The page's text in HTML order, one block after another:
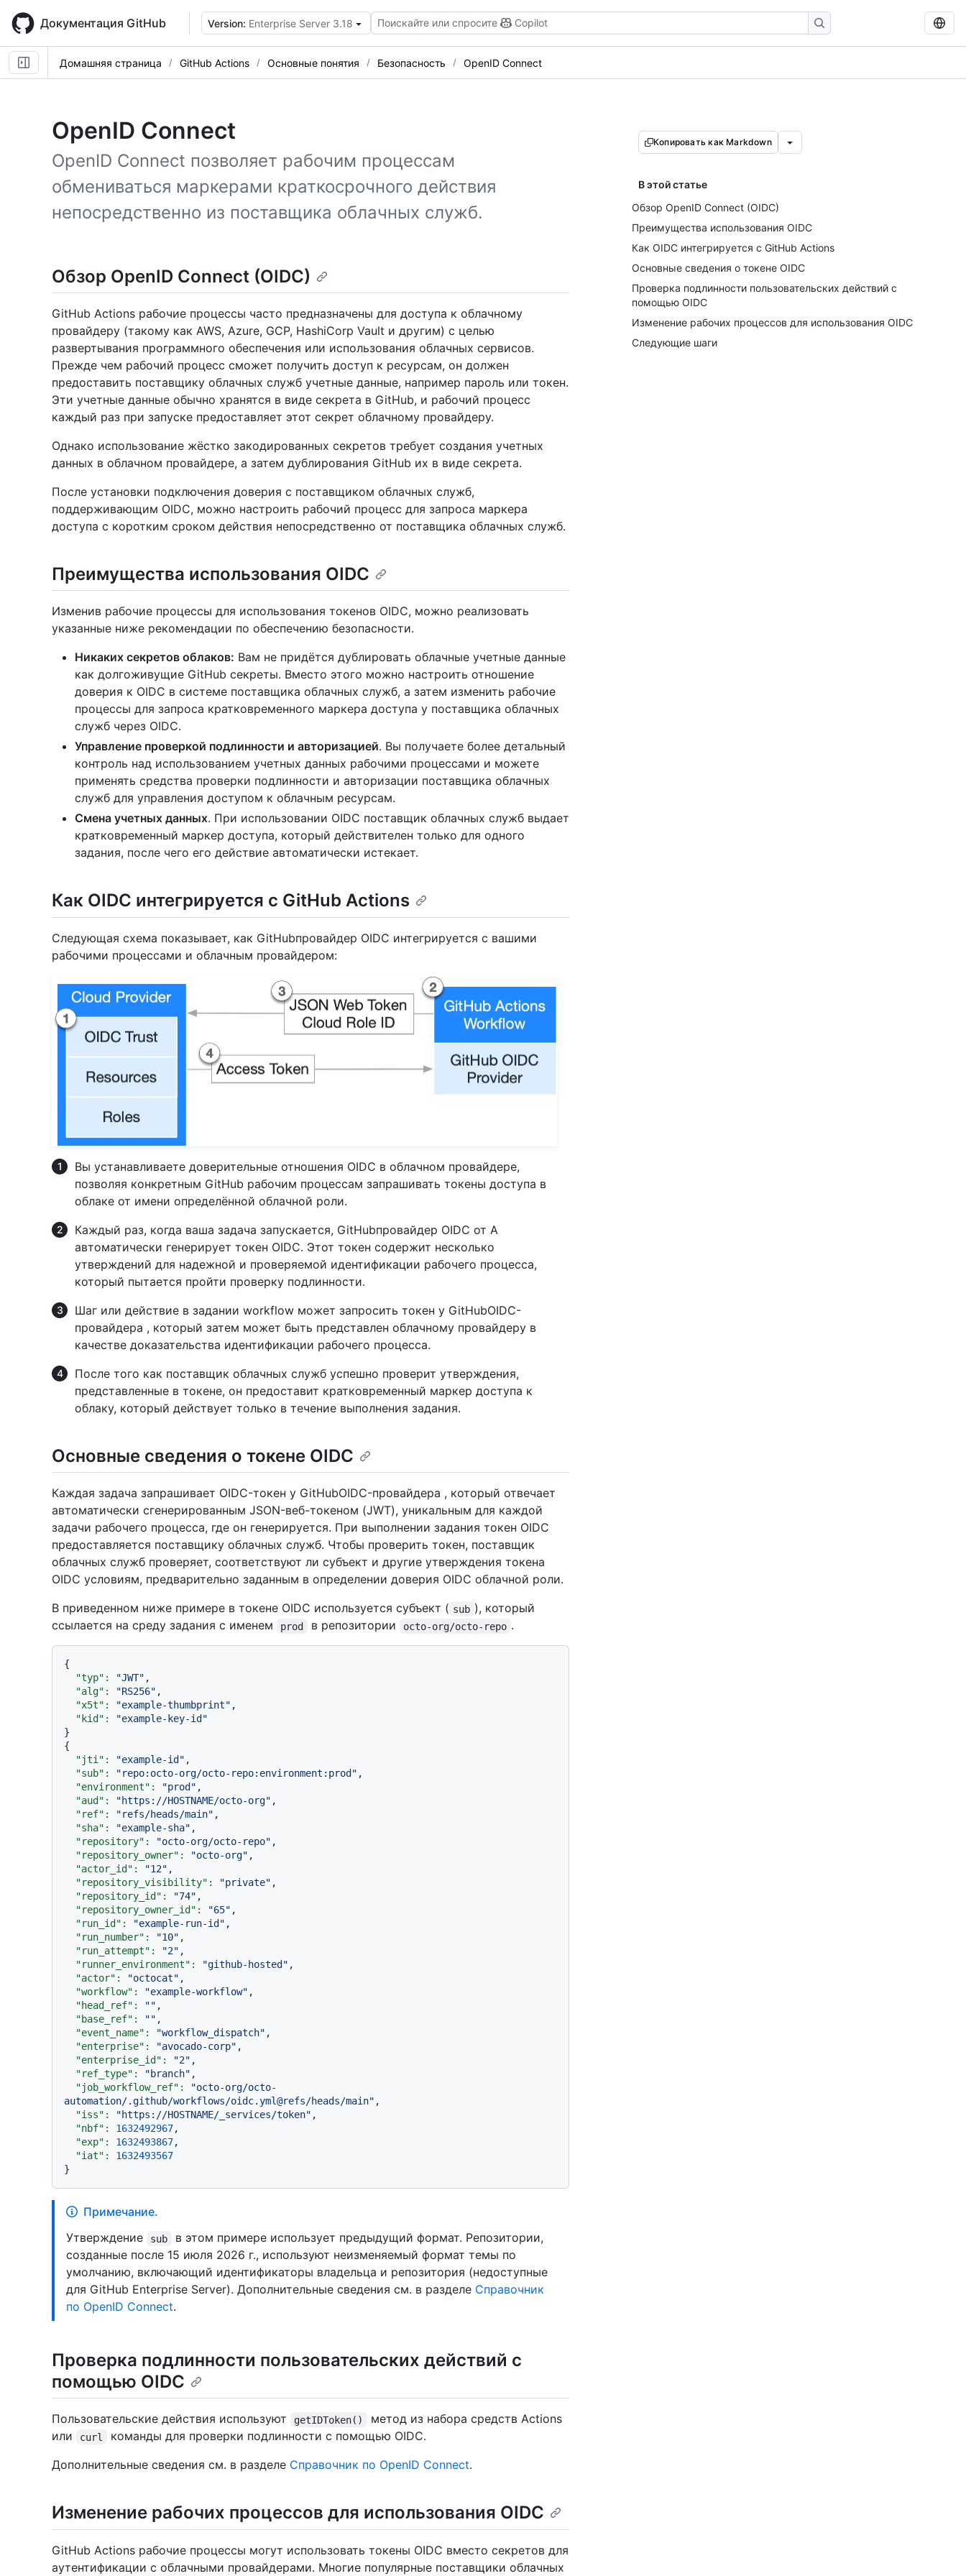
main
content
Документация GitHub Version: Enterprise Server 3.18 Поискайте или спросите Copilot
Домашняя страница GitHub Actions Основные понятия Безопасность OpenID Connect
OpenID Connect
OpenID Connect позволяет рабочим процессам
обмениваться маркерами краткосрочного действия
непосредственно из поставщика облачных служб.
Копировать как Markdown
В этой статье
Обзор OpenID Connect (OIDC)
Преимущества использования OIDC
Как OIDC интегрируется с GitHub Actions
Основные сведения о токене OIDC
Проверка подлинности пользовательских действий с
помощью OIDC
Изменение рабочих процессов для использования OIDC
Следующие шаги
Обзор OpenID Connect (OIDC)
GitHub Actions рабочие процессы часто предназначены для доступа к облачному
провайдеру (такому как AWS, Azure, GCP, HashiCorp Vault и другим) с целью
развертывания программного обеспечения или использования облачных сервисов.
Прежде чем рабочий процесс сможет получить доступ к ресурсам, он должен
предоставить поставщику облачных служб учетные данные, например пароль или токен.
Эти учетные данные обычно хранятся в виде секрета в GitHub, и рабочий процесс
каждый раз при запуске предоставляет этот секрет облачному провайдеру.
Однако использование жёстко закодированных секретов требует создания учетных
данных в облачном провайдере, а затем дублирования GitHub их в виде секрета.
После установки подключения доверия с поставщиком облачных служб,
поддерживающим OIDC, можно настроить рабочий процесс для запроса маркера
доступа с коротким сроком действия непосредственно от поставщика облачных служб.
Преимущества использования OIDC
Изменив рабочие процессы для использования токенов OIDC, можно реализовать
указанные ниже рекомендации по обеспечению безопасности.
Никаких секретов облаков: Вам не придётся дублировать облачные учетные данные
как долгоживущие GitHub секреты. Вместо этого можно настроить отношение
доверия к OIDC в системе поставщика облачных служб, а затем изменить рабочие
процессы для запроса кратковременного маркера доступа у поставщика облачных
служб через OIDC.
Управление проверкой подлинности и авторизацией. Вы получаете более детальный
контроль над использованием учетных данных рабочими процессами и можете
применять средства проверки подлинности и авторизации поставщика облачных
служб для управления доступом к облачным ресурсам.
Смена учетных данных. При использовании OIDC поставщик облачных служб выдает
кратковременный маркер доступа, который действителен только для одного
задания, после чего его действие автоматически истекает.
Как OIDC интегрируется с GitHub Actions
Следующая схема показывает, как GitHubпровайдер OIDC интегрируется с вашими
рабочими процессами и облачным провайдером:
Вы устанавливаете доверительные отношения OIDC в облачном провайдере,
позволяя конкретным GitHub рабочим процессам запрашивать токены доступа в
облаке от имени определённой облачной роли.
Каждый раз, когда ваша задача запускается, GitHubпровайдер OIDC от A
автоматически генерирует токен OIDC. Этот токен содержит несколько
утверждений для надежной и проверяемой идентификации рабочего процесса,
который пытается пройти проверку подлинности.
Шаг или действие в задании workflow может запросить токен у GitHubOIDC-
провайдера , который затем может быть представлен облачному провайдеру в
качестве доказательства идентификации рабочего процесса.
После того как поставщик облачных служб успешно проверит утверждения,
представленные в токене, он предоставит кратковременный маркер доступа к
облаку, который действует только в течение выполнения задания.
Основные сведения о токене OIDC
Каждая задача запрашивает OIDC-токен у GitHubOIDC-провайдера , который отвечает
автоматически сгенерированным JSON-веб-токеном (JWT), уникальным для каждой
задачи рабочего процесса, где он генерируется. При выполнении задания токен OIDC
предоставляется поставщику облачных служб. Чтобы проверить токен, поставщик
облачных служб проверяет, соответствуют ли субъект и другие утверждения токена
OIDC условиям, предварительно заданным в определении доверия OIDC облачной роли.
В приведенном ниже примере в токене OIDC используется субъект ( sub ), который
ссылается на среду задания с именем
prod в репозитории octo-org/octo-repo .
{
"typ":
"JWT" ,
"alg":
"RS256" ,
"x5t":
"example-thumbprint" ,
"kid":
"example-key-id"
}
{
"jti":
"example-id" ,
"sub":
"repo:octo-org/octo-repo:environment:prod" ,
"environment":
"prod" ,
"aud":
"https://HOSTNAME/octo-org" ,
"ref":
"refs/heads/main" ,
"sha":
"example-sha" ,
"repository":
"octo-org/octo-repo" ,
"repository_owner":
"octo-org" ,
"actor_id":
"12" ,
"repository_visibility":
"private" ,
"repository_id":
"74" ,
"repository_owner_id":
"65" ,
"run_id":
"example-run-id" ,
"run_number":
"10" ,
"run_attempt":
"2" ,
"runner_environment":
"github-hosted" ,
"actor":
"octocat" ,
"workflow":
"example-workflow" ,
"head_ref":
"" ,
"base_ref":
"" ,
"event_name":
"workflow_dispatch" ,
"enterprise":
"avocado-corp" ,
"enterprise_id":
"2" ,
"ref_type":
"branch" ,
"job_workflow_ref":
"octo-org/octo-
automation/.github/workflows/oidc.yml@refs/heads/main" ,
"iss":
"https://HOSTNAME/_services/token" ,
"nbf":
1632492967,
"exp":
1632493867,
"iat":
1632493567
Примечание.
Утверждение
sub
в этом примере использует предыдущий формат. Репозитории,
созданные после 15 июля 2026 г., используют неизменяемый формат темы по
умолчанию, включающий идентификаторы владельца и репозитория (недоступные
для GitHub Enterprise Server). Дополнительные сведения см. в разделе Справочник
по OpenID Connect.
Проверка подлинности пользовательских действий с
помощью OIDC
Пользовательские действия используют getIDToken()
метод из набора средств Actions
или
curl
команды для проверки подлинности с помощью OIDC.
Дополнительные сведения см. в разделе Справочник по OpenID Connect.
Изменение рабочих процессов для использования OIDC
GitHub Actions рабочие процессы могут использовать токены OIDC вместо секретов для
аутентификации с облачными провайдерами. Многие популярные поставщики облачных